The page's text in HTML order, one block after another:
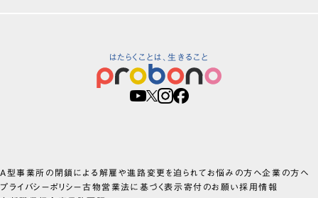
はたらくことは、生きること
A型事業所の閉鎖による解雇や進路変更を迫られてお悩みの方へ企業の方へ
プライバシーポリシー古物営業法に基づく表示寄付のお願い採用情報